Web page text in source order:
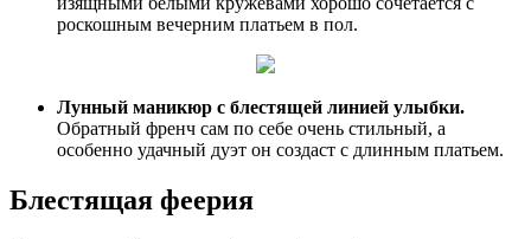
роскошным вечерним платьем в пол.
Лунный маникюр с блестящей линией улыбки.
Обратный френч сам по себе очень стильный, а
особенно удачный дуэт он создаст с длинным платьем.
Блестящая феерия